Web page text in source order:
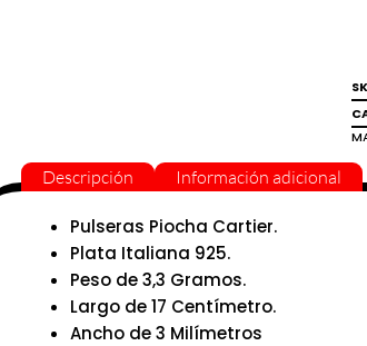
Descripción Información adicional
Pulseras Piocha Cartier.
Plata Italiana 925.
Peso de 3,3 Gramos.
Largo de 17 Centímetro.
Ancho de 3 Milímetros